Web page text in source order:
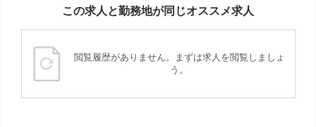
この求人と勤務地が同じオススメ求人
閲覧履歴がありません。まずは求人を閲覧しましょ
う。